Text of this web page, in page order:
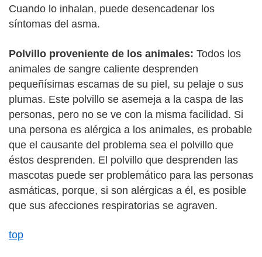
Cuando lo inhalan, puede desencadenar los
síntomas del asma.
Polvillo proveniente de los animales: Todos los
animales de sangre caliente desprenden
pequeñísimas escamas de su piel, su pelaje o sus
plumas. Este polvillo se asemeja a la caspa de las
personas, pero no se ve con la misma facilidad. Si
una persona es alérgica a los animales, es probable
que el causante del problema sea el polvillo que
éstos desprenden. El polvillo que desprenden las
mascotas puede ser problemático para las personas
asmáticas, porque, si son alérgicas a él, es posible
que sus afecciones respiratorias se agraven.
top